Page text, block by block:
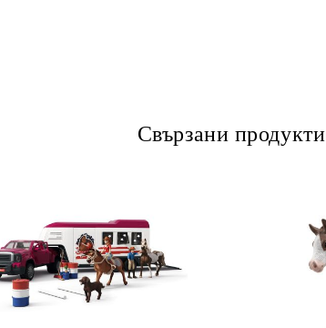
Свързани продукти